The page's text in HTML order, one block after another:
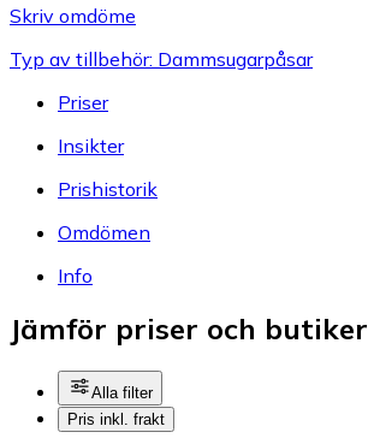
Skriv omdöme
Typ av tillbehör: Dammsugarpåsar
Priser
Insikter
Prishistorik
Omdömen
Info
Jämför priser och butiker
Alla filter
Pris inkl. frakt